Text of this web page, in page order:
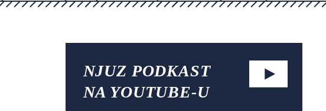
NJUZ PODKAST
NA YOUTUBE-U